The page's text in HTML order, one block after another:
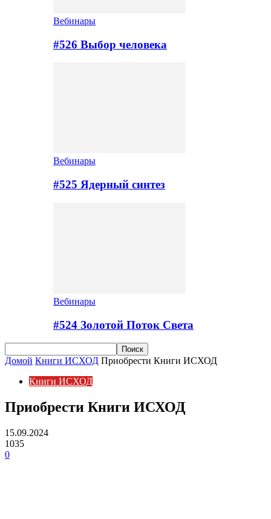
Вебинары
#526 Выбор человека
Вебинары
#525 Ядерный синтез
Вебинары
#524 Золотой Поток Cвета
Домой Книги ИСХОД Приобрести Книги ИСХОД
Книги ИСХОД
Приобрести Книги ИСХОД
15.09.2024
1035
0